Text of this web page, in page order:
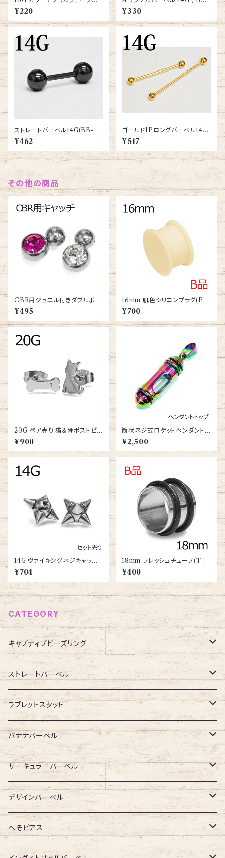
グ(xsab8-ss-lbset-14g)
¥220
UV-ORI-14G-SS)
¥330
ストレートバーベル14G(BB-ST
003-10-14G-BK)
¥462
ゴールドIPロングバーベル14G
(GDPB-14G-GP)
¥517
その他の商品
CBR用ジュエル付きダブルボー
ルキャッチ(dm-jm001-ss)
¥495
16mm 肌色シリコンプラグ(PL
-SL004-020-16m)
¥700
20G ペア売り 猫＆骨ポストピア
ス(SCES917-20G-SS-BA)
¥900
筒状ネジ式ロケットペンダントト
ップ(3P2002863vbpb-239-
RA)
¥2,500
14G ヴァイキングネジキャッチ2
個セット(CB-SM-14G-SS-B
A)
¥704
18mm フレッシュチューブ(TB-
ST002-26-18M-SS)
¥400
CATEGORY
キャプティブビーズリング
316Lサージカルステンレス
ジュエル無し
ジュエル有り
サージカルチタン
ジュエル無し
ジュエル有り
アクリル・その他
ストレートバーベル
316Lサージカルステンレス
ジュエル無し
ジュエル有り
サージカルチタン
ジュエル無し
ジュエル有り
アクリル・その他
ラブレットスタッド
316Lサージカルステンレス
ジュエル無し
ジュエル有り
サージカルチタン
ジュエル無し
ジュエル有り
アクリル・その他
バナナバーベル
316Lサージカルステンレス
ジュエル無し
ジュエル有り
サージカルチタン
ジュエル無し
ジュエル有り
アクリル・その他
サーキュラーバーベル
316Lサージカルステンレス
ジュエル無し
ジュエル有り
サージカルチタン
ジュエル無し
デザインバーベル
ジュエル無し
へそピアス